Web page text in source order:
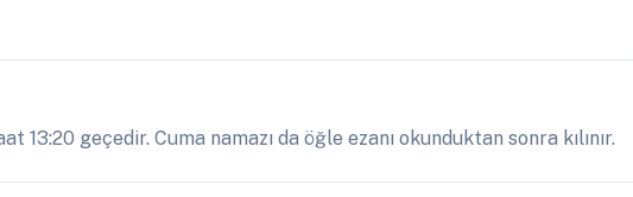
13:20 geçedir. Cuma namazı da öğle ezanı okunduktan sonra kılınır.